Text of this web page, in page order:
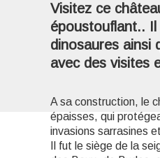
Visitez ce
époustouflant..
dinosaures ainsi
avec des visites
A sa construction, le
épaisses, qui
invasions sarrasines
Il fut le siège de la